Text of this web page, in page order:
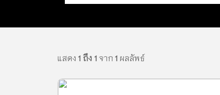
แสดง1 ถึง 1จาก1 ผลลัพธ์